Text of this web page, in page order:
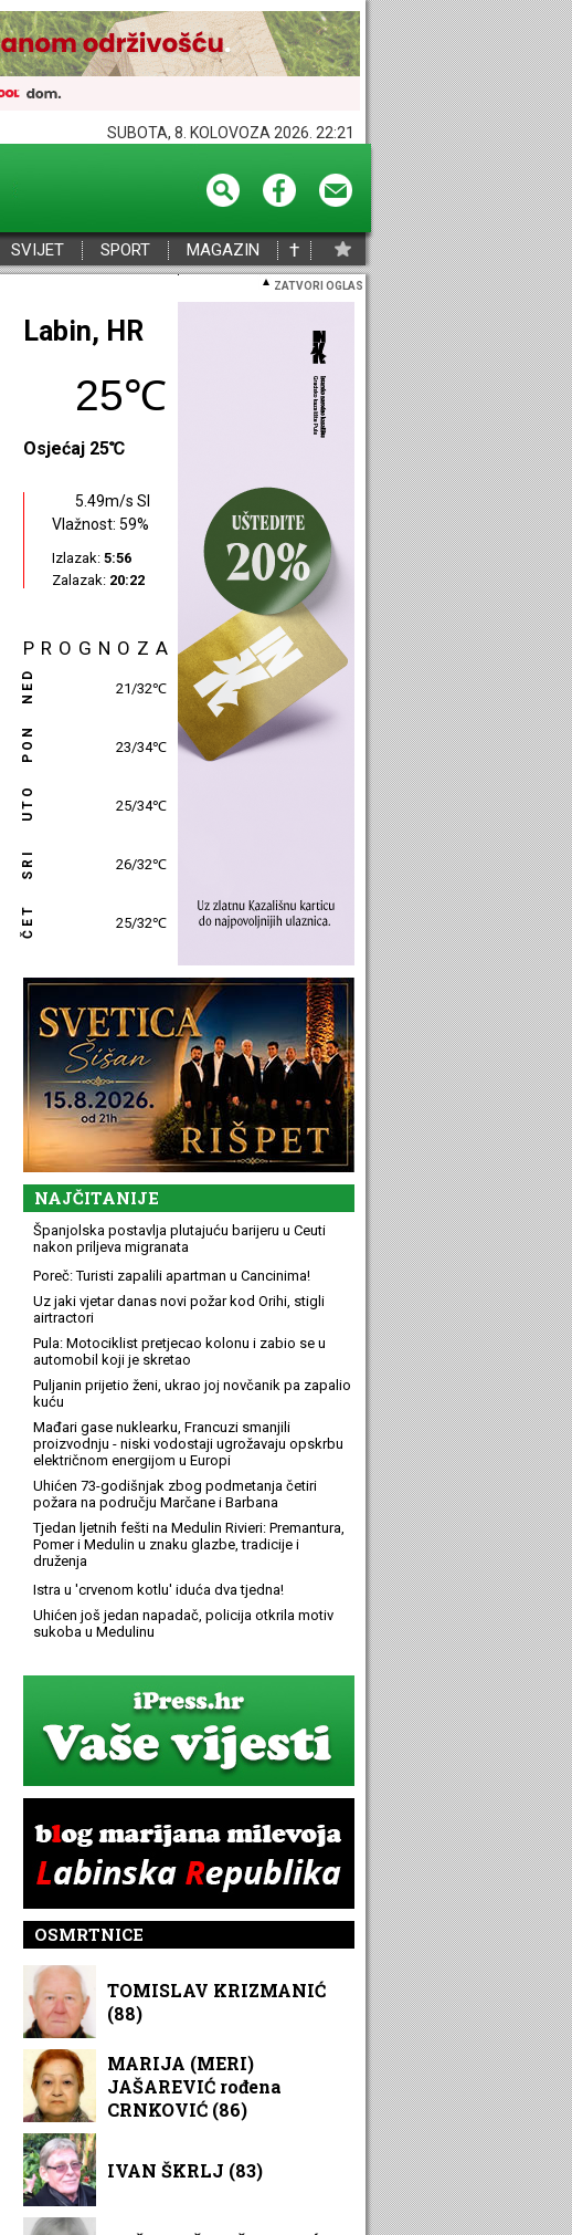
SUBOTA, 8. KOLOVOZA 2026. 22:21
SVIJET SPORT MAGAZIN †
ZATVORI OGLAS
Poreč, HR
26℃
Osjećaj 26℃
1.65m/s SI
Vlažnost: 42%
Izlazak: 5:58
Zalazak: 20:24
PROGNOZA
NED 26/30℃
PON 27/31℃
UTO 26/33℃
SRI 27/31℃
ČET 26/31℃
NAJČITANIJE
Španjolska postavlja plutajuću barijeru u Ceuti
nakon priljeva migranata
Poreč: Turisti zapalili apartman u Cancinima!
Uz jaki vjetar danas novi požar kod Orihi, stigli
airtractori
Pula: Motociklist pretjecao kolonu i zabio se u
automobil koji je skretao
Puljanin prijetio ženi, ukrao joj novčanik pa zapalio
kuću
Mađari gase nuklearku, Francuzi smanjili
proizvodnju - niski vodostaji ugrožavaju opskrbu
električnom energijom u Europi
Uhićen 73-godišnjak zbog podmetanja četiri
požara na području Marčane i Barbana
Tjedan ljetnih fešti na Medulin Rivieri: Premantura,
Pomer i Medulin u znaku glazbe, tradicije i
druženja
Istra u 'crvenom kotlu' iduća dva tjedna!
Uhićen još jedan napadač, policija otkrila motiv
sukoba u Medulinu
OSMRTNICE
TOMISLAV KRIZMANIĆ
(88)
MARIJA (MERI)
JAŠAREVIĆ rođena
CRNKOVIĆ (86)
IVAN ŠKRLJ (83)